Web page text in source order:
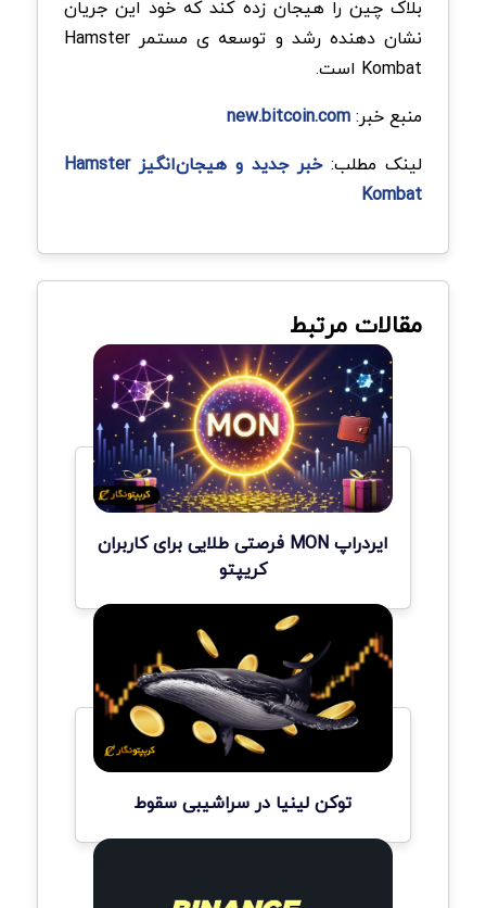
بلاک چین را هیجان زده کند که خود این جریان
نشان دهنده رشد و توسعه ی مستمر Hamster
Kombat است.
منبع خبر:new.bitcoin.com
لینک مطلب:
خبر جدید و هیجان‌انگیز Hamster
Kombat
مقالات مرتبط
ایردراپ MON فرصتی طلایی برای کاربران
کریپتو
توکن لینیا در سراشیبی سقوط